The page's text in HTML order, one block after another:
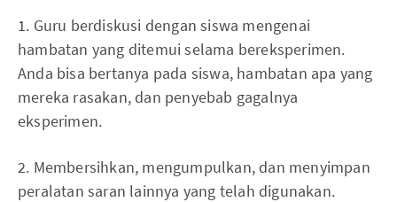
1. Guru berdiskusi dengan siswa mengenai
hambatan yang ditemui selama bereksperimen.
Anda bisa bertanya pada siswa, hambatan apa yang
mereka rasakan, dan penyebab gagalnya
eksperimen.
2. Membersihkan, mengumpulkan, dan menyimpan
peralatan saran lainnya yang telah digunakan.